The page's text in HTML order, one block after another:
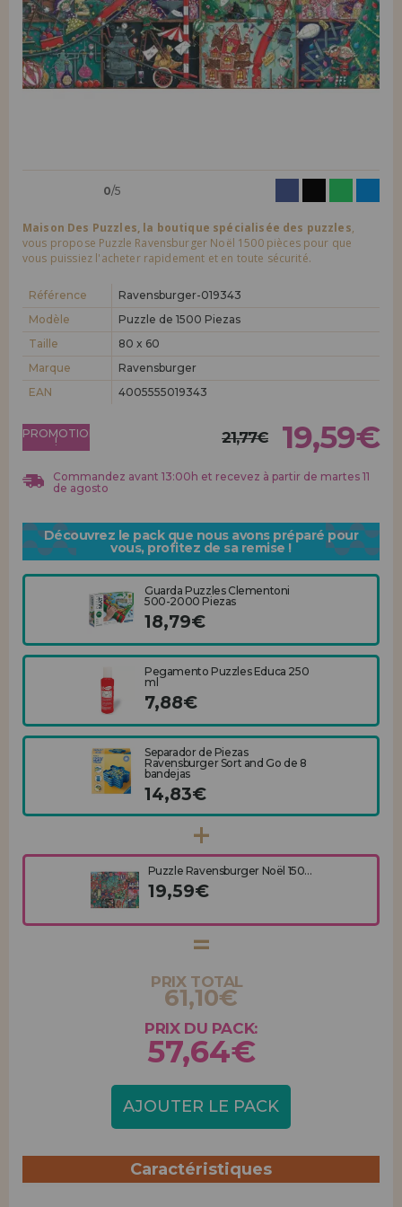
LIQUIDATIONS
INFORMATION
Je veux m'enregistrer en tant que
nouveau client
En créant un compte sur maisondespuzzles.fr, vous pouvez faire vos
achats rapidement dans notre boutique en ligne, vérifier le statut de
nouveau distributeur
Vous êtes un professionnel ou une entreprise ? Vous souhaitez
que distributeur et découvrez nos conditions de vente avec des
ENREGISTREMENT DISTRIBUTEUR
0/5
Maison Des Puzzles, la boutique spécialisée des puzzles,
vous propose Puzzle Ravensburger Noël 1500 pièces pour que
vous puissiez l'acheter rapidement et en toute sécurité.
Référence
Ravensburger-019343
Modèle
Puzzle de 1500 Piezas
Taille
80 x 60
Marque
Ravensburger
EAN
4005555019343
PROMOTION
! 21,77€ 19,59€
Commandez avant 13:00h et recevez à partir de martes 11
de agosto
Découvrez le pack que nous avons préparé pour
vous, profitez de sa remise !
Guarda Puzzles Clementoni
500-2000 Piezas
18,79€
Pegamento Puzzles Educa 250
ml
7,88€
Separador de Piezas
Ravensburger Sort and Go de 8
bandejas
14,83€
Puzzle Ravensburger Noël 150...
19,59€
PRIX TOTAL
61,10€
PRIX DU PACK:
57,64€
AJOUTER LE PACK
Caractéristiques